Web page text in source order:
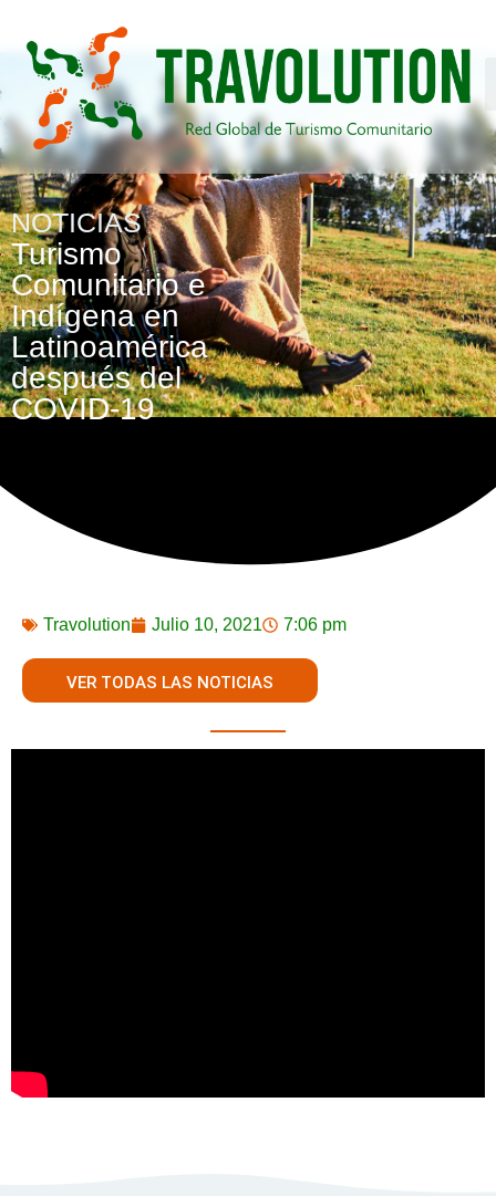
NOTICIAS
Turismo
Comunitario e
Indígena en
Latinoamérica
después del
COVID-19
Travolution Julio 10, 2021 7:06 pm
VER TODAS LAS NOTICIAS